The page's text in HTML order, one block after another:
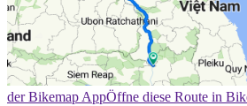
der Bikemap AppÖffne diese Route in